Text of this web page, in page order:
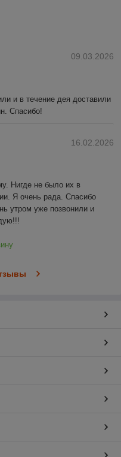
09.03.2026
и в течение дея доставили
Спасибо!
16.02.2026
Нигде не было их в
Я очень рада. Спасибо
утром уже позвонили и